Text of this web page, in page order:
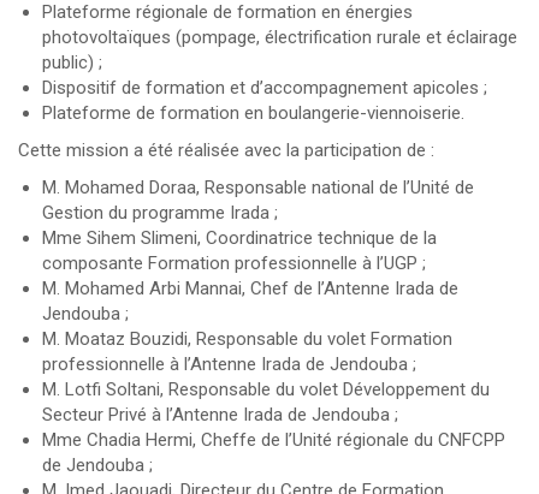
Plateforme régionale de formation en énergies
photovoltaïques (pompage, électrification rurale et éclairage
public) ;
Dispositif de formation et d’accompagnement apicoles ;
Plateforme de formation en boulangerie-viennoiserie.
Cette mission a été réalisée avec la participation de :
M. Mohamed Doraa, Responsable national de l’Unité de
Gestion du programme Irada ;
Mme Sihem Slimeni, Coordinatrice technique de la
composante Formation professionnelle à l’UGP ;
M. Mohamed Arbi Mannai, Chef de l’Antenne Irada de
Jendouba ;
M. Moataz Bouzidi, Responsable du volet Formation
professionnelle à l’Antenne Irada de Jendouba ;
M. Lotfi Soltani, Responsable du volet Développement du
Secteur Privé à l’Antenne Irada de Jendouba ;
Mme Chadia Hermi, Cheffe de l’Unité régionale du CNFCPP
de Jendouba ;